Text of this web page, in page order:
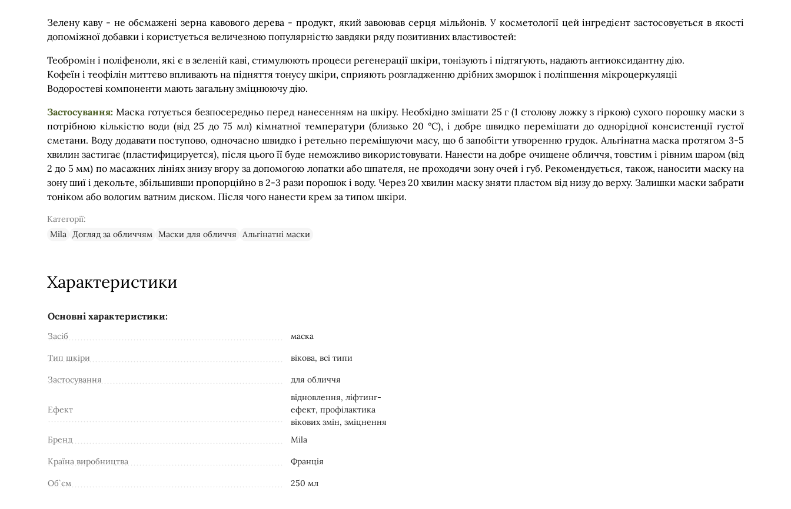
Зелену каву - не обсмажені зерна кавового дерева - продукт, який завоював серця мільйонів. У косметології цей інгредієнт застосовується в якості
допоміжної добавки і користується величезною популярністю завдяки ряду позитивних властивостей:
Теобромін і поліфеноли, які є в зеленій каві, стимулюють процеси регенерації шкіри, тонізують і підтягують, надають антиоксидантну дію.
Кофеїн і теофілін миттєво впливають на підняття тонусу шкіри, сприяють розгладженню дрібних зморшок і поліпшення мікроцеркуляціі
Водоростеві компоненти мають загальну зміцнюючу дію.
Застосування: Маска готується безпосередньо перед нанесенням на шкіру. Необхідно змішати 25 г (1 столову ложку з гіркою) сухого порошку маски з
потрібною кількістю води (від 25 до 75 мл) кімнатної температури (близько 20 °C), і добре швидко перемішати до однорідної консистенції густої
сметани. Воду додавати поступово, одночасно швидко і ретельно перемішуючи масу, що б запобігти утворенню грудок. Альгінатна маска протягом 3-5
хвилин застигає (пластифицируется), після цього її буде неможливо використовувати. Нанести на добре очищене обличчя, товстим і рівним шаром (від
2 до 5 мм) по масажних лініях знизу вгору за допомогою лопатки або шпателя, не проходячи зону очей і губ. Рекомендується, також, наносити маску на
зону шиї і декольте, збільшивши пропорційно в 2-3 рази порошок і воду. Через 20 хвилин маску зняти пластом від низу до верху. Залишки маски забрати
тоніком або вологим ватним диском. Після чого нанести крем за типом шкіри.
Категорії:
Mila Догляд за обличчям Маски для обличчя Альгінатні маски
Характеристики
Основні характеристики:
Засіб маска
Тип шкіри вікова, всі типи
Застосування для обличчя
Ефект
відновлення, ліфтинг-
ефект, профілактика
вікових змін, зміцнення
Бренд
Mila
Країна виробництва Франція
Об`єм 250 мл